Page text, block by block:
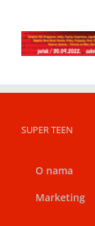
SUPER TEEN
O nama
Marketing